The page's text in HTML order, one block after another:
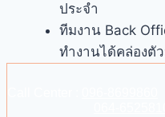
ประจำ
ทีมงาน Back
ทำงานได้คล่องตั